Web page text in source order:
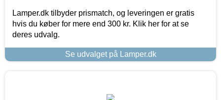
Lamper.dk tilbyder prismatch, og leveringen er gratis
hvis du køber for mere end 300 kr. Klik her for at se
deres udvalg.
Se udvalget på Lamper.dk